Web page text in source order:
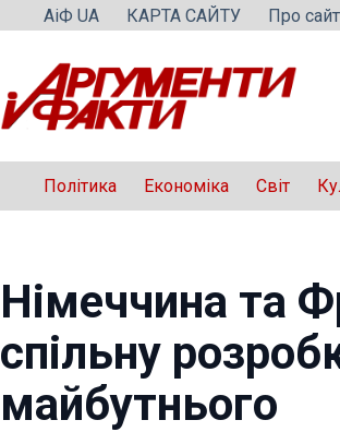
Перейти
вмісту
АіФ UA КАРТА САЙТУ Про сайт
Політика Економіка Світ
Німеччина та
спільну
майбутнього